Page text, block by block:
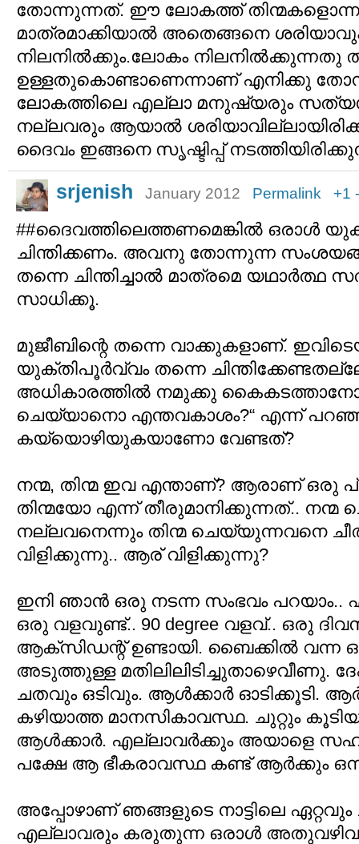
തോന്നുന്നത്. ഈ ലോകത്ത്
മാത്രമാക്കിയാല്‍ അതെങ്ങനെ
നിലനില്‍ക്കും.ലോകം നിലനില്‍ക്കുന്നതു
ഉള്ളതുകൊണ്ടാണെന്നാണ് എനിക്കു
ലോകത്തിലെ എല്ലാ മനുഷ്യരും
നല്ലവരും ആയാല്‍
ദൈവം ഇങ്ങനെ സൃഷ്ടിപ്പ്
srjenish January 2012 Permalink +1
##ദൈവത്തിലെത്തണമെങ്കില്‍ ഒരാള്‍
ചിന്തിക്കണം. അവനു തോന്നുന്ന
തന്നെ ചിന്തിച്ചാല്‍ മാത്രമെ യഥാര്‍ത്ഥ
സാധിക്കൂ.
മുജീബിന്റെ തന്നെ വാക്കുകളാണ്.
യുക്തിപൂര്‍വ്വം തന്നെ
അധികാരത്തില്‍ നമുക്കു
ചെയ്യാനൊ എന്തവകാശം?“ എന്ന്
കയ്യൊഴിയുകയാണോ വേണ്ടത്?
നന്മ, തിന്മ ഇവ എന്താണ്? ആരാണ് ഒരു
തിന്മയോ എന്ന് തീരുമാനിക്കുന്നത്..
നല്ലവനെന്നും തിന്മ ചെയ്യുന്നവനെ
വിളിക്കുന്നു.. ആര് വിളിക്കുന്നു?
ഇനി ഞാന്‍ ഒരു നടന്ന സംഭവം പറയാം..
ഒരു വളവുണ്ട്.. 90 degree വളവ്.. ഒരു
ആക്സിഡന്റ് ഉണ്ടായി. ബൈക്കില്‍ വന്ന
അടുത്തുള്ള മതിലിലിടിച്ചുതാഴെവീണു.
ചതവും ഒടിവും. ആള്‍ക്കാര്‍ ഓടിക്കൂടി.
കഴിയാത്ത മാനസികാവസ്ഥ. ചുറ്റും
ആള്‍ക്കാര്‍. എല്ലാവര്‍ക്കും അയാളെ
പക്ഷേ ആ ഭീകരാവസ്ഥ കണ്ട് ആര്‍ക്കും
അപ്പോഴാണ് ഞങ്ങളുടെ നാട്ടിലെ
എല്ലാവരും കരുതുന്ന ഒരാള്‍